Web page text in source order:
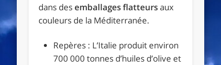
dans desemballages flatteursaux
couleurs de la Méditerranée.
Repères : L’Italie produit environ
700 000 tonnes d’huiles d’olive et